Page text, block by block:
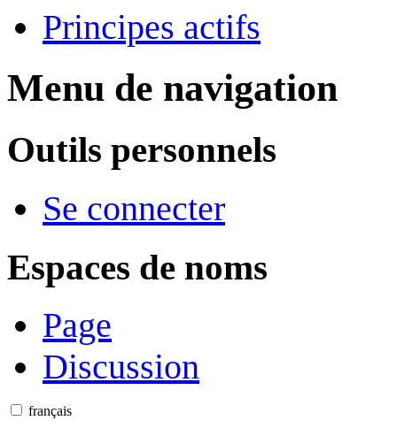
Principes actifs
Menu de navigation
Outils personnels
Se connecter
Espaces de noms
Page
Discussion
français